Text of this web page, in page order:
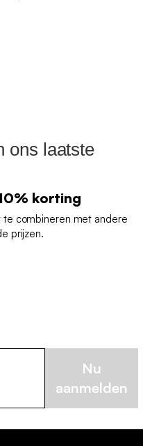
ons laatste
korting
combineren met andere
prijzen.
Nu
aanmelden